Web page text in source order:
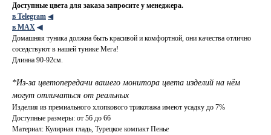
Доступные цвета для заказа запросите у менеджера.
в Telegram ◀
в МАХ ◀
Домашняя туника должна быть красивой и комфортной, они качества отлично
соседствуют в нашей тунике Мега!
Длинна 90-92см.
*Из-за цветопередачи вашего монитора цвета изделий на нём
могут отличаться от реальных
Изделия из премиального хлопкового трикотажа имеют усадку до 7%
Доступные размеры: от 56 до 66
Материал: Кулирная гладь, Турецкое компакт Пенье